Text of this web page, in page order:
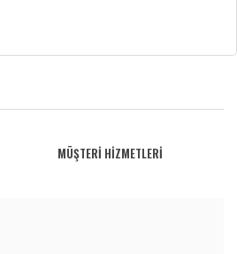
MÜŞTERİ HİZMETLERİ